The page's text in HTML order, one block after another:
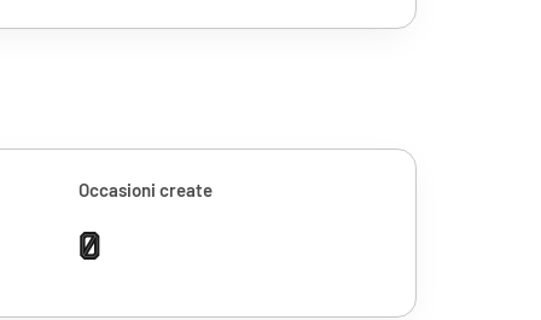
Occasioni create
0